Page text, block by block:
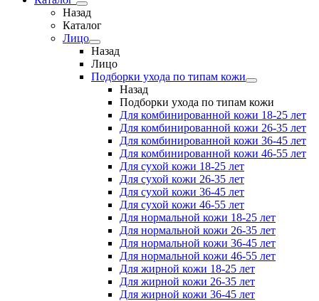
Назад
Каталог
Лицо
Назад
Лицо
Подборки ухода по типам кожи
Назад
Подборки ухода по типам кожи
Для комбинированной кожи 18-25 лет
Для комбинированной кожи 26-35 лет
Для комбинированной кожи 36-45 лет
Для комбинированной кожи 46-55 лет
Для сухой кожи 18-25 лет
Для сухой кожи 26-35 лет
Для сухой кожи 36-45 лет
Для сухой кожи 46-55 лет
Для нормальной кожи 18-25 лет
Для нормальной кожи 26-35 лет
Для нормальной кожи 36-45 лет
Для нормальной кожи 46-55 лет
Для жирной кожи 18-25 лет
Для жирной кожи 26-35 лет
Для жирной кожи 36-45 лет